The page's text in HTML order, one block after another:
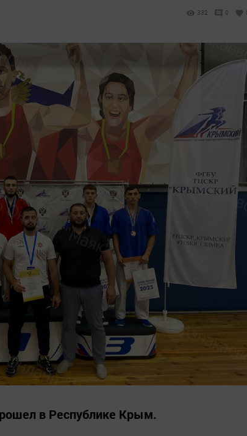
332 0
в Республике Крым.